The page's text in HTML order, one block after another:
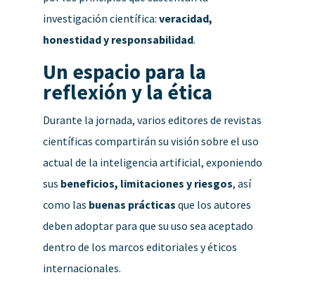
investigación científica: veracidad,
honestidad y responsabilidad.
Un espacio para la
reflexión y la ética
Durante la jornada, varios editores de revistas
científicas compartirán su visión sobre el uso
actual de la inteligencia artificial, exponiendo
sus beneficios, limitaciones y riesgos, así
como las buenas prácticas que los autores
deben adoptar para que su uso sea aceptado
dentro de los marcos editoriales y éticos
internacionales.